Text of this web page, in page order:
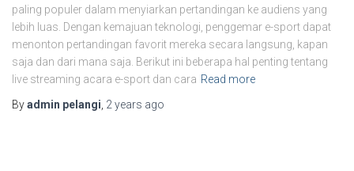
paling populer dalam menyiarkan pertandingan ke audiens yang
lebih luas. Dengan kemajuan teknologi, penggemar e-sport dapat
menonton pertandingan favorit mereka secara langsung, kapan
saja dan dari mana saja. Berikut ini beberapa hal penting tentang
live streaming acara e-sport dan cara Read more
Byadmin pelangi 2 years ago